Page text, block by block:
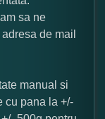
sa ne
de mail
manual si
cu pana la +/-